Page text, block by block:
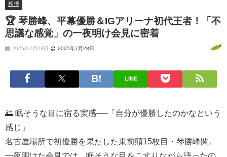
相撲
🏆 琴勝峰、平幕優勝＆IGアリーナ初代王者！「不
思議な感覚」の一夜明け会見に密着
2025年7月28日 2025年7月28日
LINE
🌅 眠そうな目に宿る実感──「自分が優勝したのかなという
感じ」
名古屋場所で初優勝を果たした東前頭15枚目・琴勝峰関。